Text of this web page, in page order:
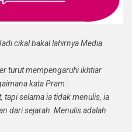
cikal bakal lahirnya Media
turut mempengaruhi ikhtiar
kata Pram :
tapi selama ia tidak menulis, ia
dari sejarah. Menulis adalah